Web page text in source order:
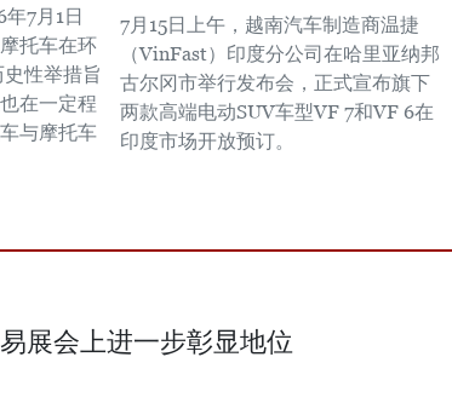
7月1日
托车在环
性举措旨
在一定程
与摩托车
7月15日上午，越南汽车制造商温捷
（VinFast）印度分公司在哈里亚纳邦
古尔冈市举行发布会，正式宣布旗下
两款高端电动SUV车型VF 7和VF 6在
印度市场开放预订。
展会上进一步彰显地位